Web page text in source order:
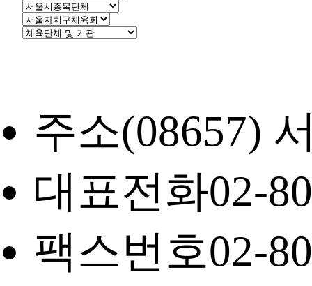
주소(08657)
대표전화02-
팩스번호02-